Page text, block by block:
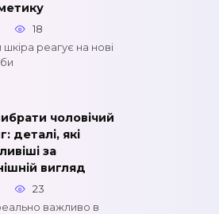
18
шкіра реагує на нові
чоловічий
деталі, які
за
вигляд
23
важливо в